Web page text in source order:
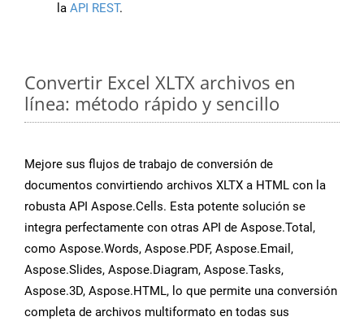
la API REST.
Convertir Excel XLTX archivos en
línea: método rápido y sencillo
Mejore sus flujos de trabajo de conversión de
documentos convirtiendo archivos XLTX a HTML con la
robusta API Aspose.Cells. Esta potente solución se
integra perfectamente con otras API de Aspose.Total,
como Aspose.Words, Aspose.PDF, Aspose.Email,
Aspose.Slides, Aspose.Diagram, Aspose.Tasks,
Aspose.3D, Aspose.HTML, lo que permite una conversión
completa de archivos multiformato en todas sus